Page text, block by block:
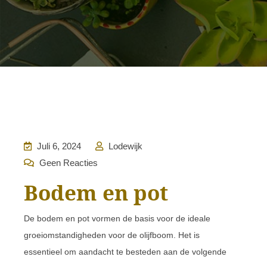
Juli 6, 2024
Lodewijk
Geen Reacties
Bodem en pot
De bodem en pot vormen de basis voor de ideale
groeiomstandigheden voor de olijfboom. Het is
essentieel om aandacht te besteden aan de volgende